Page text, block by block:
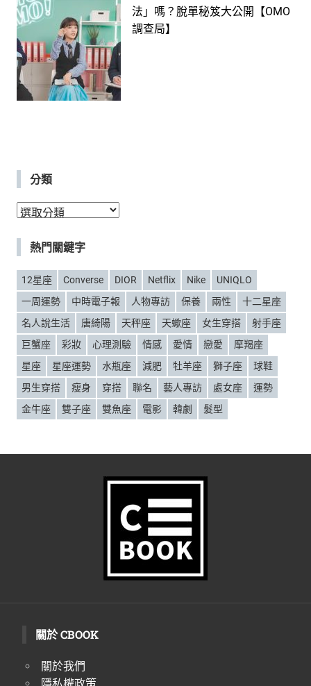
法」嗎？脫單秘笈大公開【OMO
調查局】
分類
分
熱門關鍵字
12星座 Converse DIOR Netflix Nike
UNIQLO
一周運勢
中時電子報 人物專訪 保養 兩性
十二星座
名人說生活
唐綺陽 天秤座 天蠍座 女生穿搭
射手座
巨蟹座
彩妝 心理測驗 情感 愛情 戀愛
摩羯座
星座
星座運勢 水瓶座 減肥 牡羊座 獅子座
球鞋
男生穿搭
瘦身 穿搭 聯名 藝人專訪 處女座
運勢
金牛座
雙子座 雙魚座 電影 韓劇 髮型
關於 CBOOK
關於我們